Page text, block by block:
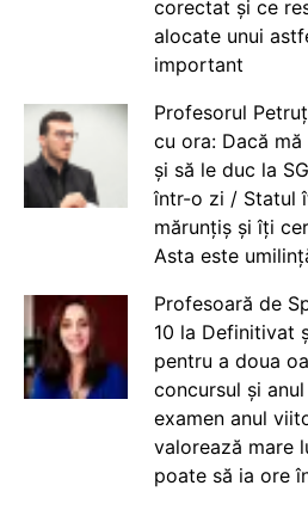
corectat și ce
alocate unui
important
Profesorul
cu ora: Dacă
și să le duc la
într-o zi / Statul
mărunțiș și îți
Asta este
Profesoară de
10 la Definitivat
pentru a doua
concursul și
examen anul
valorează mare
poate să ia ore